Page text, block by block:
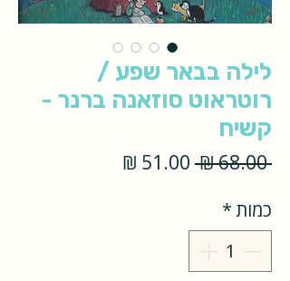
לילה בבאר שפע /
רוטראוט סוזאנה ברנר -
קשיח
‏68.00 ‏₪
מחיר
כמות*